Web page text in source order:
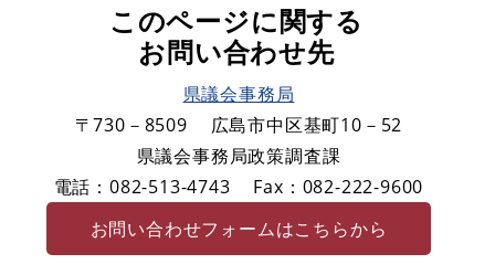
このページに関する
お問い合わせ先
県議会事務局
〒730－8509
広島市中区基町10－52
県議会事務局政策調査課
電話：082-513-4743
Fax：082-222-9600
お問い合わせフォームはこちらから